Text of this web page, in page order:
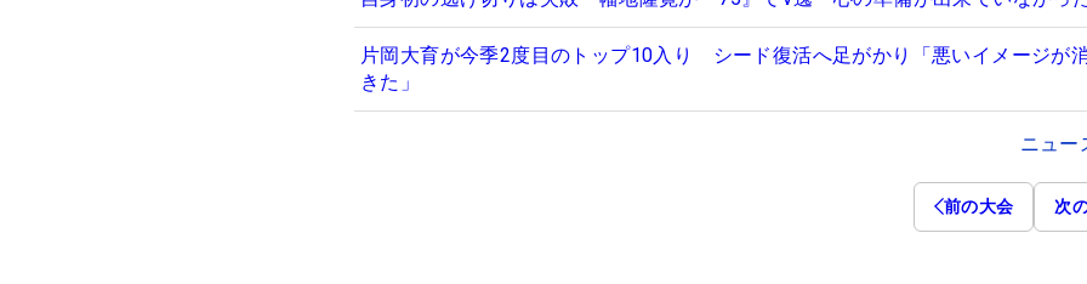
片岡大育が今季2度目のトップ10入り シード復活へ足がかり「悪いイメージが
きた」
ニュー
前の大会 次